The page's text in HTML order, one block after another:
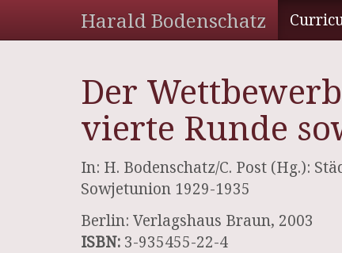
Harald Bodenschatz
Der
vierte Runde
In: H. Bodenschatz/C. Post (Hg.):
Sowjetunion 1929-1935
Berlin: Verlagshaus Braun, 2003
ISBN: 3-935455-22-4